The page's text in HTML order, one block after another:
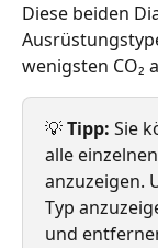
Diese beiden
wenigsten CO₂
💡 Tipp: Sie
alle
anzuzeigen.
Typ
und